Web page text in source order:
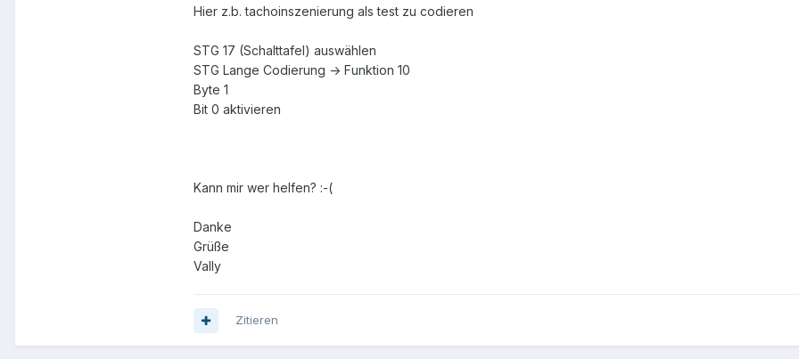
Hier z.b. tachoinszenierung als test zu codieren
STG 17 (Schalttafel) auswählen
STG Lange Codierung -> Funktion 10
Byte 1
Bit 0 aktivieren
Kann mir wer helfen? :-(
Danke
Grüße
Vally
Zitieren